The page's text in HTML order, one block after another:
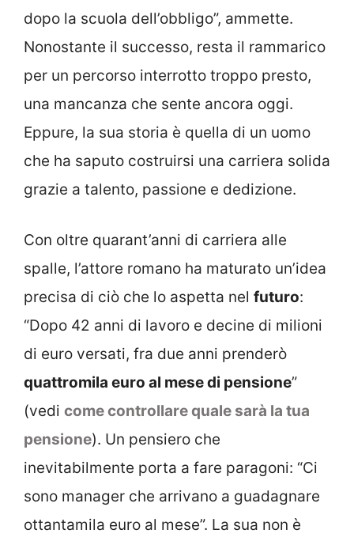
dopo la scuola dell’obbligo”, ammette.
Nonostante il successo, resta il rammarico
per un percorso interrotto troppo presto,
una mancanza che sente ancora oggi.
Eppure, la sua storia è quella di un uomo
che ha saputo costruirsi una carriera solida
grazie a talento, passione e dedizione.
Con oltre quarant’anni di carriera alle
spalle, l’attore romano ha maturato un’idea
precisa di ciò che lo aspetta nel futuro:
“Dopo 42 anni di lavoro e decine di milioni
di euro versati, fra due anni prenderò
quattromila euro al mese di pensione”
(vedi come controllare quale sarà la tua
pensione). Un pensiero che
inevitabilmente porta a fare paragoni: “Ci
sono manager che arrivano a guadagnare
ottantamila euro al mese”. La sua non è